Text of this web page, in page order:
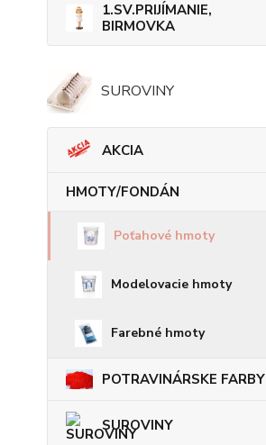
1.SV.PRIJÍMANIE,
BIRMOVKA
SUROVINY
AKCIA
HMOTY/FONDÁN
Poťahové hmoty
Modelovacie hmoty
Farebné hmoty
POTRAVINÁRSKE FARBY
SUROVINY